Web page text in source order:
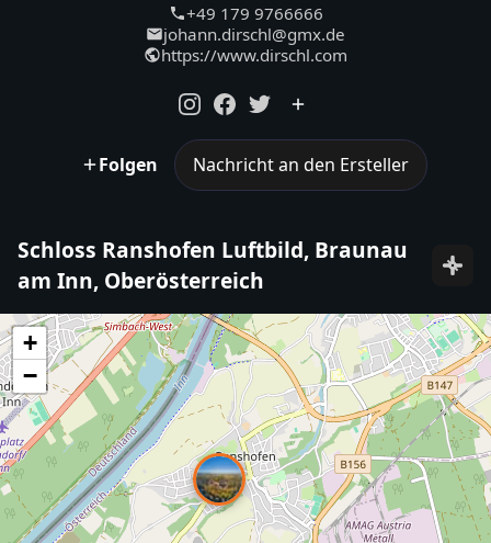
+49 179 9766666
johann.dirschl@gmx.de
https://www.dirschl.com
Folgen Nachricht an den Ersteller
Schloss Ranshofen Luftbild, Braunau
am Inn, Oberösterreich
+
−